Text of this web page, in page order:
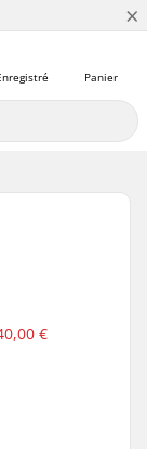
×
Panier
€